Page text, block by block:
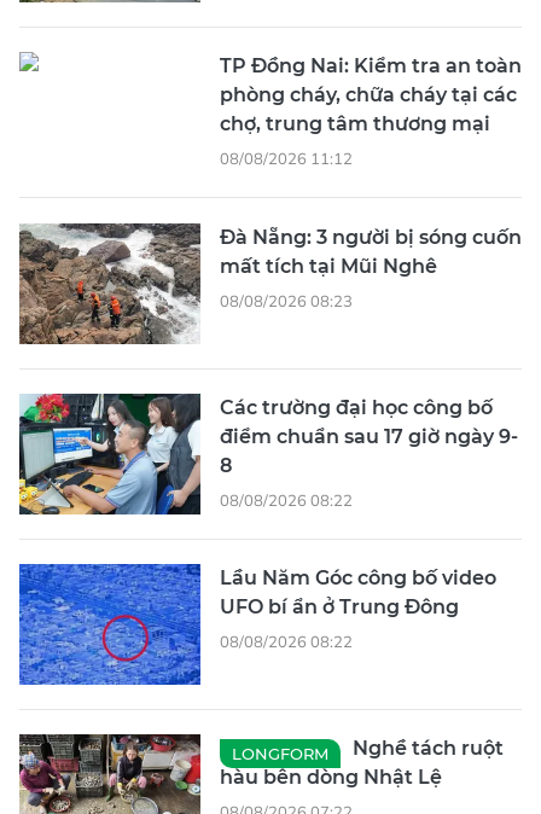
TP Đồng Nai: Kiểm tra an toàn
phòng cháy, chữa cháy tại các
chợ, trung tâm thương mại
08/08/2026 11:12
Đà Nẵng: 3 người bị sóng cuốn
mất tích tại Mũi Nghê
08/08/2026 08:23
Các trường đại học công bố
điểm chuẩn sau 17 giờ ngày 9-
8
08/08/2026 08:22
Lầu Năm Góc công bố video
UFO bí ẩn ở Trung Đông
08/08/2026 08:22
LONGFORM
Nghề tách ruột
hàu bên dòng Nhật Lệ